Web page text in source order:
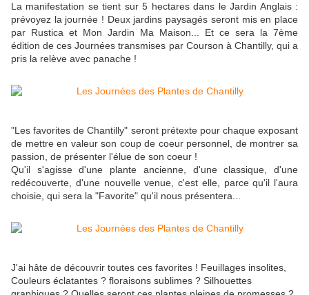
La manifestation se tient sur 5 hectares dans le Jardin Anglais :
prévoyez la journée ! Deux jardins paysagés seront mis en place
par Rustica et Mon Jardin Ma Maison... Et ce sera la 7ème
édition de ces Journées transmises par Courson à Chantilly, qui a
pris la relève avec panache !
"Les favorites de Chantilly" seront prétexte pour chaque exposant
de mettre en valeur son coup de coeur personnel, de montrer sa
passion, de présenter l'élue de son coeur !
Qu'il s'agisse d'une plante ancienne, d'une classique, d'une
redécouverte, d'une nouvelle venue, c'est elle, parce qu'il l'aura
choisie, qui sera la "Favorite" qu'il nous présentera...
J'ai hâte de découvrir toutes ces favorites ! Feuillages insolites,
Couleurs éclatantes ? floraisons sublimes ? Silhouettes